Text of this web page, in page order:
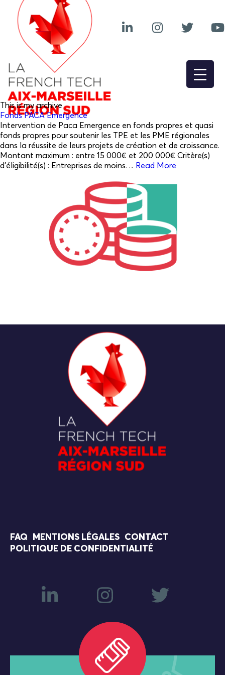
This is my archive
Fonds PACA Emergence
Intervention de Paca Emergence en fonds propres et quasi
fonds propres pour soutenir les TPE et les PME régionales
dans la réussite de leurs projets de création et de croissance.
Montant maximum : entre 15 000€ et 200 000€ Critère(s)
d’éligibilité(s) : Entreprises de moins… Read More
FAQ MENTIONS LÉGALES
CONTACT
POLITIQUE DE CONFIDENTIALITÉ